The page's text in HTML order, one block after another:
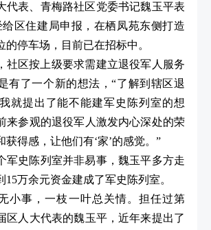
代表、青梅路社区党委书记魏玉平表
区住建局申报，在栖凤苑东侧打造
的停车场，目前已在招标中。
社区按上级要求需建立退役军人服务
有了一个新的想法，“了解到辖区退
就提出了能不能建军史陈列室的想
来参观的退役军人激发内心深处的荣
获得感，让他们有‘家’的感觉。”
军史陈列室并非易事，魏玉平多方走
15万余元资金建成了军史陈列室。
小事，一枝一叶总关情。担任过第
区人大代表的魏玉平，近年来提出了